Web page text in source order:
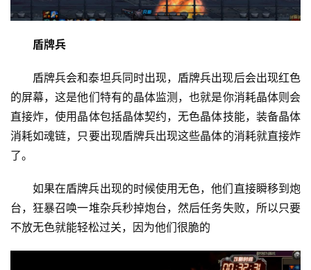
盾牌兵
盾牌兵会和泰坦兵同时出现，盾牌兵出现后会出现红色
的屏幕，这是他们特有的晶体监测，也就是你消耗晶体则会
直接炸，使用晶体包括晶体契约，无色晶体技能，装备晶体
消耗如魂链，只要出现盾牌兵出现这些晶体的消耗就直接炸
了。
如果在盾牌兵出现的时候使用无色，他们直接瞬移到炮
台，狂暴召唤一堆杂兵秒掉炮台，然后任务失败，所以只要
不放无色就能轻松过关，因为他们很脆的